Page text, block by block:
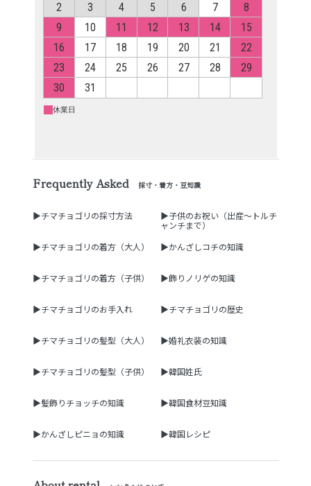
Frequently Asked 採寸・着方・豆知識
▶チマチョゴリの採寸方法
▶子供のお祝い（出産～トルチ
ャンチまで）
▶チマチョゴリの着方（大人）
▶かんざしコチの知識
▶チマチョゴリの着方（子供） ▶飾りノリゲの知識
▶チマチョゴリのお手入れ ▶チマチョゴリの歴史
▶チマチョゴリの髪型（大人） ▶婚礼衣装の知識
▶チマチョゴリの髪型（子供） ▶韓国姓氏
▶髪飾りチョッチの知識 ▶韓国食材豆知識
▶かんざしピニョの知識 ▶韓国レシピ